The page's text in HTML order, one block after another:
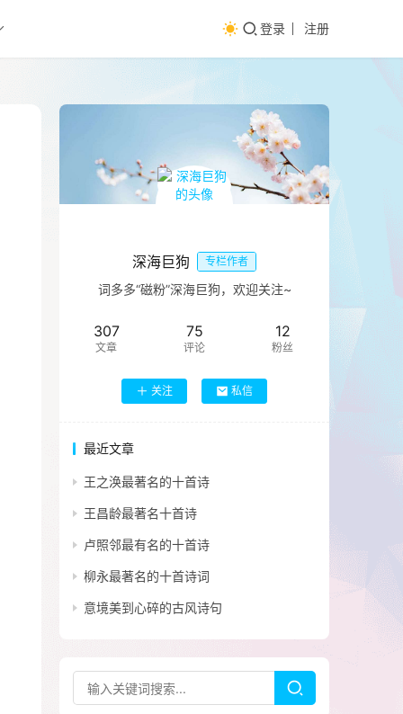
登录 注册
深海巨狗 专栏作者
词多多“磁粉”深海巨狗，欢迎关注~
307
文章
75
评论
12
粉丝
关注 私信
最近文章
王之涣最著名的十首诗
王昌龄最著名十首诗
卢照邻最有名的十首诗
柳永最著名的十首诗词
意境美到心碎的古风诗句